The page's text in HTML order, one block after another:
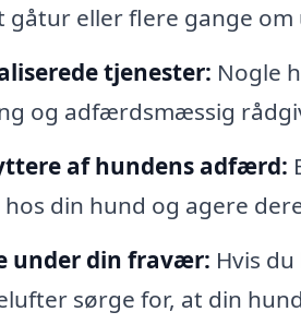
gåtur eller flere gange om
tjenester: Nogle
og adfærdsmæssig
af hundens adfærd:
din hund og agere
under din fravær: Hvis
sørge for, at din